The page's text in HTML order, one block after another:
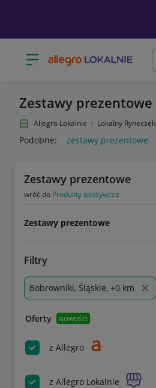
Otwórz menu z kategoriami
Zestawy
Allegro Lokalnie Lokalny Ryneczek
Podobne: zestawy prezentowe
Zestawy prezentowe
wróć do Produkty spożywcze
Zestawy prezentowe
Filtry
Bobrowniki, Śląskie, +0 km
Oferty NOWOŚĆ!
z Allegro
z Allegro Lokalnie